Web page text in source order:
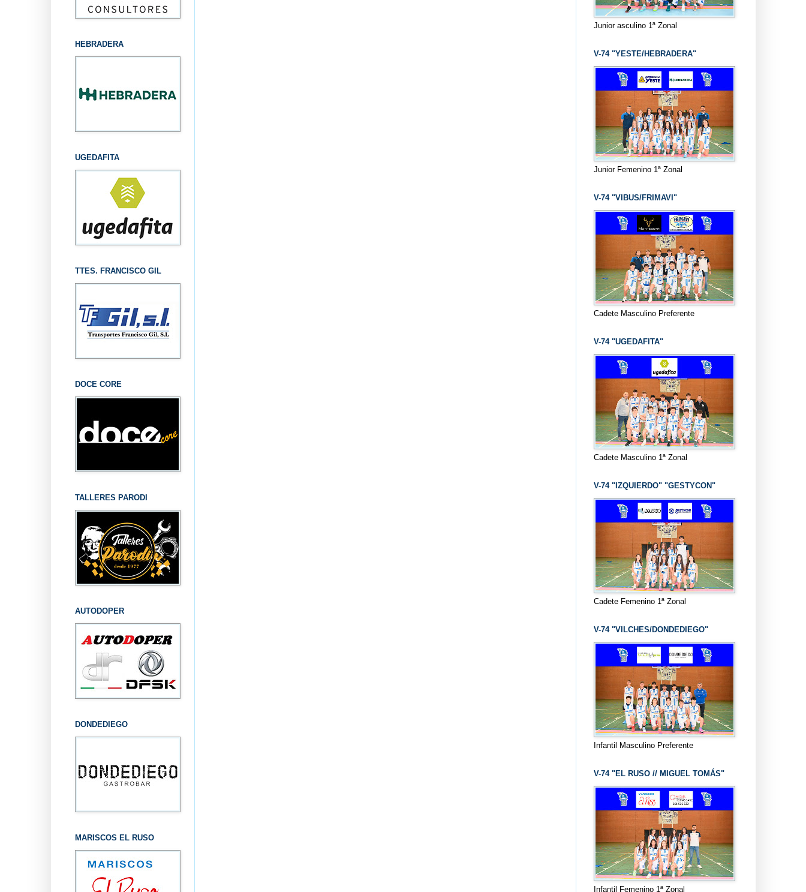
HEBRADERA
UGEDAFITA
TTES. FRANCISCO GIL
DOCE CORE
TALLERES PARODI
AUTODOPER
DONDEDIEGO
MARISCOS EL RUSO
Junior asculino 1ª Zonal
V-74 "YESTE/HEBRADERA"
Junior Femenino 1ª Zonal
V-74 "VIBUS/FRIMAVI"
Cadete Masculino Preferente
V-74 "UGEDAFITA"
Cadete Masculino 1ª Zonal
V-74 "IZQUIERDO" "GESTYCON"
Cadete Femenino 1ª Zonal
V-74 "VILCHES/DONDEDIEGO"
Infantil Masculino Preferente
V-74 "EL RUSO // MIGUEL TOMÁS"
Infantil Femenino 1ª Zonal